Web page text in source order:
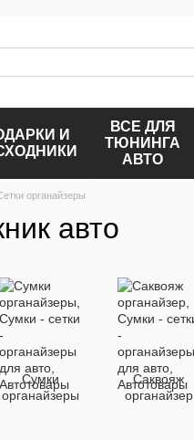
И
ВСЕ ДЛЯ
ТЮНИНГА
АВТО
органайзеры
авто
Сумки
органайзеры
Саквояж
органайзер